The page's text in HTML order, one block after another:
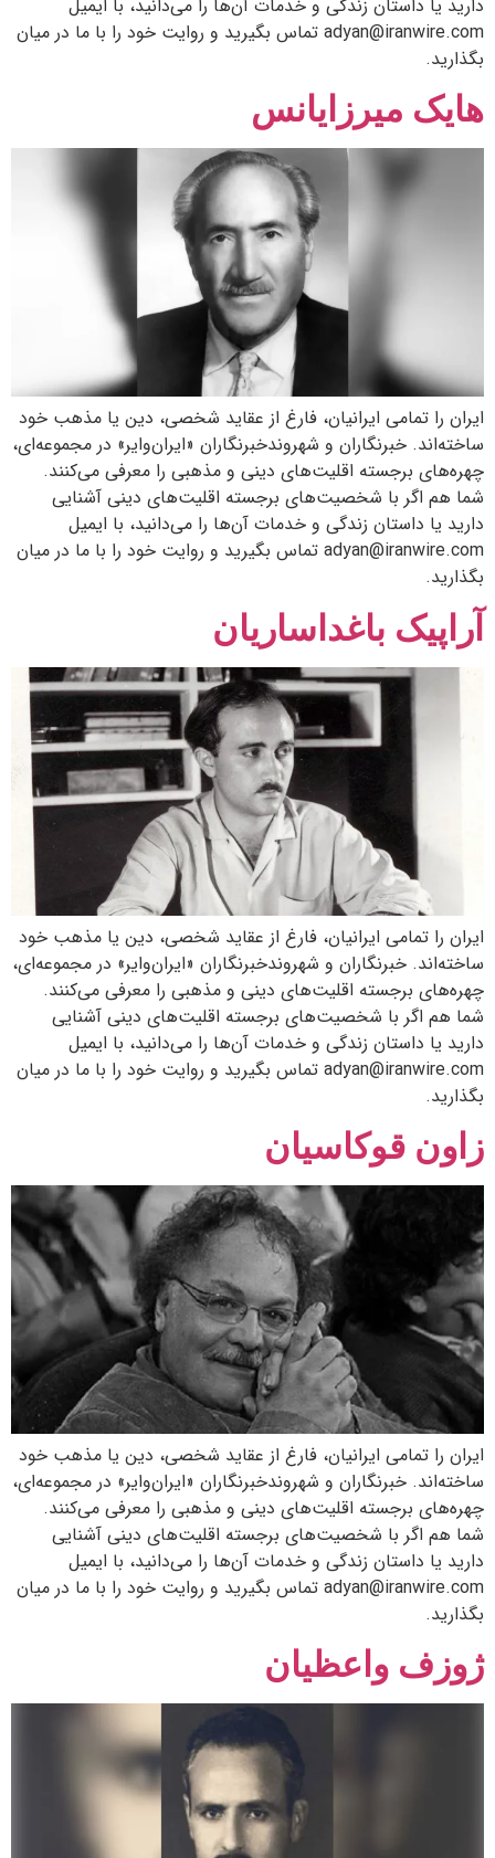
دارید یا داستان زندگی و خدمات آن‌ها را می‌دانید، با ایمیل
adyan@iranwire.com تماس بگیرید و روایت خود را با ما در میان
بگذارید.
هایک میرزایانس
ایران را تمامی ایرانیان، فارغ از عقاید شخصی، دین یا مذهب‌ خود
ساخته‌اند. خبرنگاران و شهروندخبرنگاران «ایران‌وایر» در مجموعه‌ای،
چهره‌های برجسته اقلیت‌های دینی و مذهبی را معرفی می‌کنند.
شما هم اگر با شخصیت‌های برجسته اقلیت‌های دینی آشنایی
دارید یا داستان زندگی و خدمات آن‌ها را می‌دانید، با ایمیل
adyan@iranwire.com تماس بگیرید و روایت خود را با ما در میان
بگذارید.
آراپیک باغداساریان
ایران را تمامی ایرانیان، فارغ از عقاید شخصی، دین یا مذهب‌ خود
ساخته‌اند. خبرنگاران و شهروندخبرنگاران «ایران‌وایر» در مجموعه‌ای،
چهره‌های برجسته اقلیت‌های دینی و مذهبی را معرفی می‌کنند.
شما هم اگر با شخصیت‌های برجسته اقلیت‌های دینی آشنایی
دارید یا داستان زندگی و خدمات آن‌ها را می‌دانید، با ایمیل
adyan@iranwire.com تماس بگیرید و روایت خود را با ما در میان
بگذارید.
زاون قوکاسیان
ایران را تمامی ایرانیان، فارغ از عقاید شخصی، دین یا مذهب‌ خود
ساخته‌اند. خبرنگاران و شهروندخبرنگاران «ایران‌وایر» در مجموعه‌ای،
چهره‌های برجسته اقلیت‌های دینی و مذهبی را معرفی می‌کنند.
شما هم اگر با شخصیت‌های برجسته اقلیت‌های دینی آشنایی
دارید یا داستان زندگی و خدمات آن‌ها را می‌دانید، با ایمیل
adyan@iranwire.com تماس بگیرید و روایت خود را با ما در میان
بگذارید.
ژوزف واعظیان